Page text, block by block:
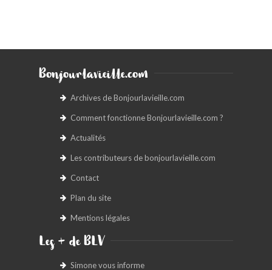
Bonjourlavieille.com
Archives de Bonjourlavieille.com
Comment fonctionne Bonjourlavieille.com ?
Actualités
Les contributeurs de bonjourlavieille.com
Contact
Plan du site
Mentions légales
Les + de BLV
Simone vous informe